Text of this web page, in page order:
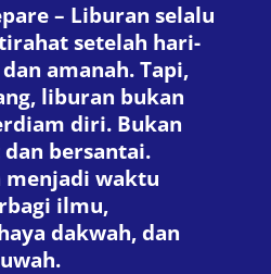
– Liburan selalu
setelah hari-
amanah. Tapi,
liburan bukan
diri. Bukan
bersantai.
menjadi waktu
ilmu,
dakwah, dan